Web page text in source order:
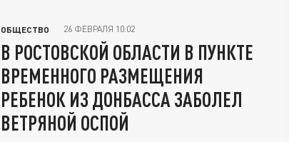
ОБЩЕСТВО 26 ФЕВРАЛЯ 10:02
В РОСТОВСКОЙ ОБЛАСТИ В ПУНКТЕ
ВРЕМЕННОГО РАЗМЕЩЕНИЯ
РЕБЕНОК ИЗ ДОНБАССА ЗАБОЛЕЛ
ВЕТРЯНОЙ ОСПОЙ